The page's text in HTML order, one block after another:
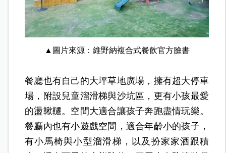
▲圖片來源：維野納複合式餐飲官方臉書
餐廳也有自己的大坪草地廣場，擁有超大停車
場，附設兒童溜滑梯與沙坑區，更有小孩最愛
的盪鞦韆。空間大適合讓孩子奔跑盡情玩樂。
餐廳內也有小遊戲空間，適合年齡小的孩子，
有小馬椅與小型溜滑梯，以及扮家家酒跟積